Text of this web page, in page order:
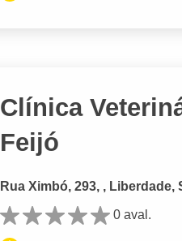
Clínica
Feijó
Rua Ximbó, 293, , Liberdade,
0 aval.